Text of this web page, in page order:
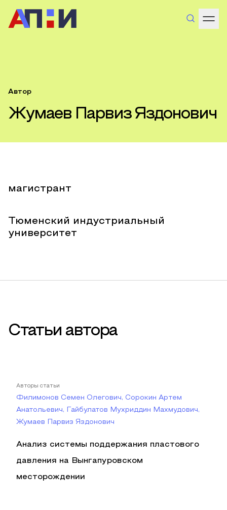
Автор
Жумаев Парвиз Яздонович
магистрант
Тюменский индустриальный
университет
Статьи автора
Авторы статьи
Филимонов Семен Олегович, Сорокин Артем
Анатольевич, Гайбулатов Мухриддин Махмудович,
Жумаев Парвиз Яздонович
Анализ системы поддержания пластового
давления на Вынгапуровском
месторождении